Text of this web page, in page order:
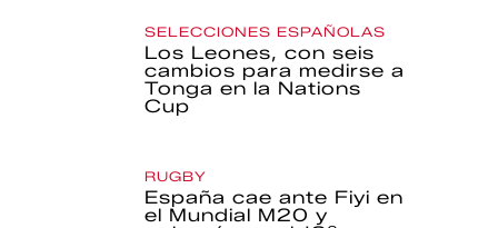
SELECCIONES ESPAÑOLAS
Los Leones, con seis
cambios para medirse a
Tonga en la Nations
Cup
RUGBY
España cae ante Fiyi en
el Mundial M20 y